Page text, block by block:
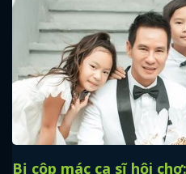
Bị cộp mác ca sĩ hội